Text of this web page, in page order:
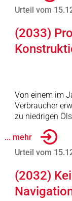
Urteil vom
(2033)
Von einem im
Verbraucher
zu niedrigen
... mehr
Urteil vom
(2032)